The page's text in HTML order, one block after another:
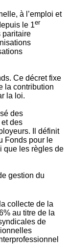
à l’emploi et
le 1er
paritaire
Ce décret fixe
la contribution
la loi.
des
des
Il définit
Fonds pour le
que les règles de
gestion du
collecte de la
au titre de la
de